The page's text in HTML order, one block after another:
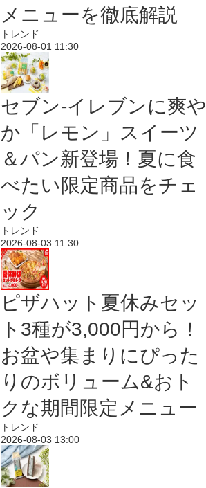
メニューを徹底解説
トレンド
2026-08-01 11:30
セブン‐イレブンに爽や
か「レモン」スイーツ
＆パン新登場！夏に食
べたい限定商品をチェ
ック
トレンド
2026-08-03 11:30
ピザハット夏休みセッ
ト3種が3,000円から！
お盆や集まりにぴった
りのボリューム&おト
クな期間限定メニュー
トレンド
2026-08-03 13:00